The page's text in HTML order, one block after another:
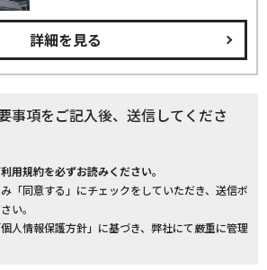
詳細を見る
事項をご記入後、送信してくださ
用規約を必ずお読みください。
「同意する」にチェックをしていただき、送信ボ
い。
人情報保護方針」に基づき、弊社にて厳重に管理